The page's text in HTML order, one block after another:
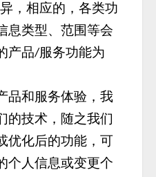
，相应的，各类功
息类型、范围等会
产品/服务功能为
品和服务体验，我
的技术，随之我们
优化后的功能，可
个人信息或变更个